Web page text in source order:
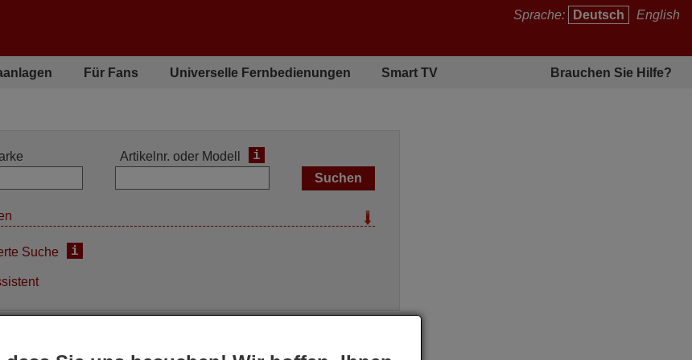
Sprache: Deutsch English
Für Fans Universelle Fernbedienungen Smart TV Brauchen Sie Hilfe?
Artikelnr. oder Modell i
Suche i
Originals zu 100% zu übernehmen